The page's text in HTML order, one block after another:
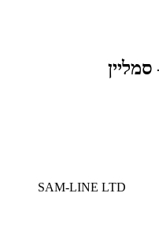
SAM-LINE LTD